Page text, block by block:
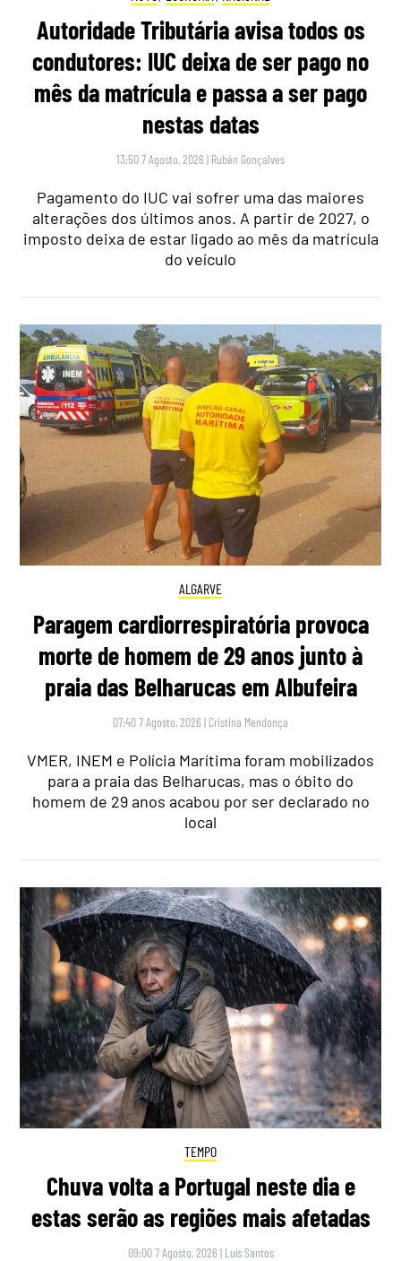
Autoridade Tributária avisa todos os
condutores: IUC deixa de ser pago no
mês da matrícula e passa a ser pago
nestas datas
13:50 7 Agosto, 2026 | Rubén Gonçalves
Pagamento do IUC vai sofrer uma das maiores
alterações dos últimos anos. A partir de 2027, o
imposto deixa de estar ligado ao mês da matrícula
do veículo
ALGARVE
Paragem cardiorrespiratória provoca
morte de homem de 29 anos junto à
praia das Belharucas em Albufeira
07:40 7 Agosto, 2026 | Cristina Mendonça
VMER, INEM e Polícia Marítima foram mobilizados
para a praia das Belharucas, mas o óbito do
homem de 29 anos acabou por ser declarado no
local
TEMPO
Chuva volta a Portugal neste dia e
estas serão as regiões mais afetadas
09:00 7 Agosto, 2026 | Luís Santos